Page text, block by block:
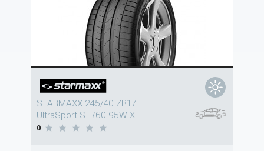
STARMAXX 245/40 ZR17
UltraSport ST760 95W XL
0